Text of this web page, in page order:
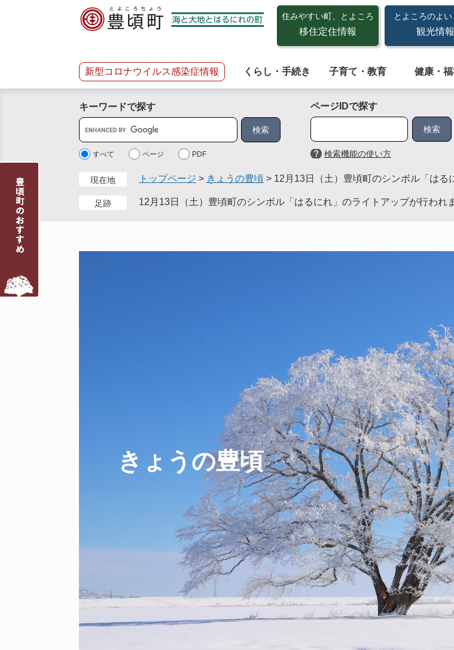
へ
住みやすい町、とよころ
移住定住情報
とよころのよい
観光情報
新型コロナウイルス感染症情報 くらし・手続き 子育て・教育 健康・
キーワードで探す
サ
イ
ト すべて ページ PDF
ページIDで探す
検索機能の使い方
現在地 トップページ > きょうの豊頃 > 12月13日（土）豊頃町のシンボル「はる
足跡 12月13日（土）豊頃町のシンボル「はるにれ」のライトアップが行われ
きょうの豊頃